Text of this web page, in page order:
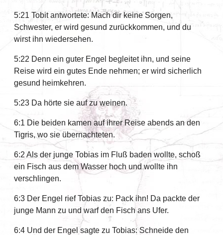
5:21 Tobit antwortete: Mach dir keine Sorgen,
Schwester, er wird gesund zurückkommen, und du
wirst ihn wiedersehen.
5:22 Denn ein guter Engel begleitet ihn, und seine
Reise wird ein gutes Ende nehmen; er wird sicherlich
gesund heimkehren.
5:23 Da hörte sie auf zu weinen.
6:1 Die beiden kamen auf ihrer Reise abends an den
Tigris, wo sie übernachteten.
6:2 Als der junge Tobias im Fluß baden wollte, schoß
ein Fisch aus dem Wasser hoch und wollte ihn
verschlingen.
6:3 Der Engel rief Tobias zu: Pack ihn! Da packte der
junge Mann zu und warf den Fisch ans Ufer.
6:4 Und der Engel sagte zu Tobias: Schneide den